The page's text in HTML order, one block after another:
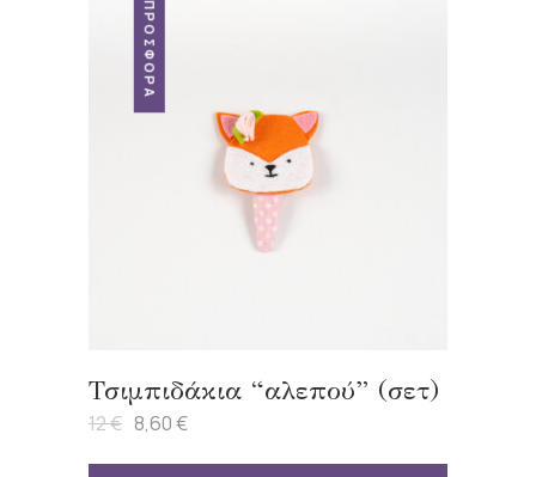
ΠΡΟΣΦΟΡΆ
Τσιμπιδάκια “αλεπού” (σετ)
12€ Original
was:
8,60€
Η
τιμή